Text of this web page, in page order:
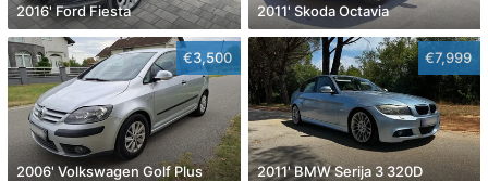
2016' Ford Fiesta 2011' Skoda Octavia
€3,500
2006' Volkswagen Golf Plus
€7,999
2011' BMW Serija 3 320D